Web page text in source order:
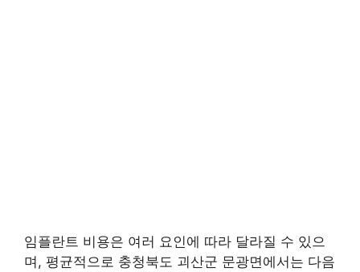
임플란트 비용은 여러 요인에 따라 달라질 수 있으
며, 평균적으로 충청북도 괴산군 문광면에서는 다음